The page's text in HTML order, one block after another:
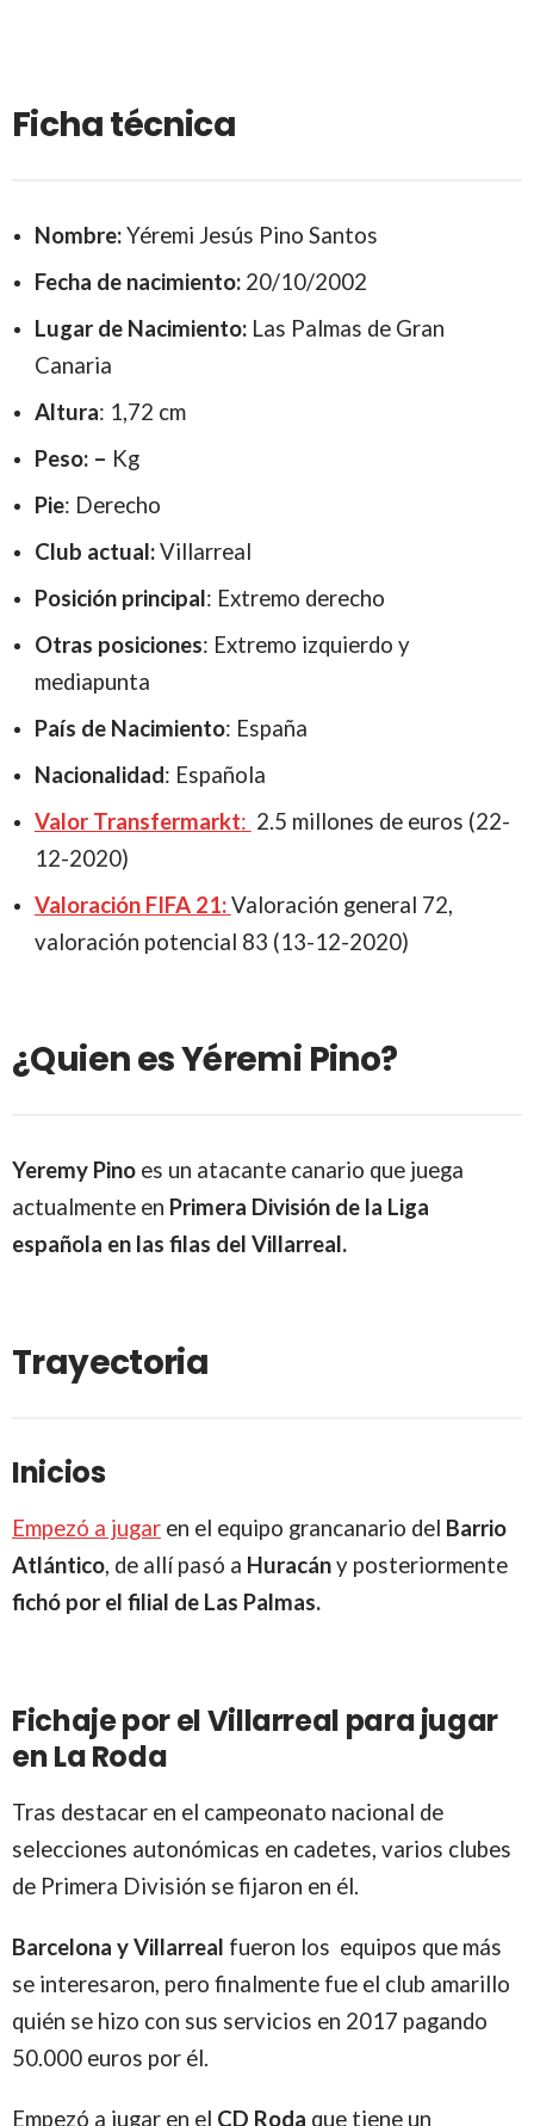
Ficha técnica
Nombre:Yéremi Jesús Pino Santos
Fecha de nacimiento:20/10/2002
Lugar de Nacimiento: Las Palmas de Gran
Canaria
Altura: 1,72 cm
Peso: – Kg
Pie: Derecho
Club actual:Villarreal
Posición principal: Extremo derecho
Otras posiciones: Extremo izquierdo y
mediapunta
País de Nacimiento: España
Nacionalidad: Española
Valor Transfermarkt: 2.5 millones de euros (22-
12-2020)
Valoración FIFA 21:Valoración general 72,
valoración potencial 83 (13-12-2020)
¿Quien es Yéremi Pino?
Yeremy Pino es un atacante canario que juega
actualmente en Primera División de la Liga
española en las filas del Villarreal.
Trayectoria
Inicios
Empezó a jugar en el equipo grancanario del Barrio
Atlántico, de allí pasó a Huracány posteriormente
fichó por el filial de Las Palmas.
Fichaje por el Villarreal para jugar
en La Roda
Tras destacar en el campeonato nacional de
selecciones autonómicas en cadetes, varios clubes
de Primera División se fijaron en él.
Barcelona y Villarreal fueron los equipos que más
se interesaron, pero finalmente fue el club amarillo
quién se hizo con sus servicios en 2017 pagando
50.000 euros por él.
Empezó a jugar en el CD Roda que tiene un